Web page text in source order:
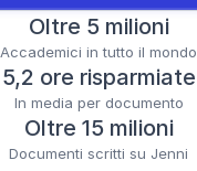
Oltre 5 milioni
Accademici in tutto il mondo
5,2 ore risparmiate
In media per documento
Oltre 15 milioni
Documenti scritti su Jenni